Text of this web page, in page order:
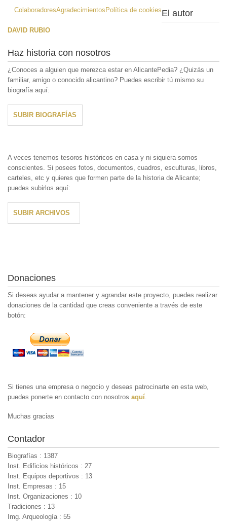
ColaboradoresAgradecimientos Política de cookiesEl autor
DAVID RUBIO
Haz historia con nosotros
¿Conoces a alguien que merezca estar en AlicantePedia? ¿Quizás un
familiar, amigo o conocido alicantino? Puedes escribir tú mismo su
biografía aquí:
SUBIR BIOGRAFÍAS
A veces tenemos tesoros históricos en casa y ni siquiera somos
conscientes. Si posees fotos, documentos, cuadros, esculturas, libros,
carteles, etc y quieres que formen parte de la historia de Alicante;
puedes subirlos aquí:
SUBIR ARCHIVOS
Donaciones
Si deseas ayudar a mantener y agrandar este proyecto, puedes realizar
donaciones de la cantidad que creas conveniente a través de este
botón:
Si tienes una empresa o negocio y deseas patrocinarte en esta web,
puedes ponerte en contacto con nosotros aquí
Muchas gracias
Contador
Biografías : 1387
Inst. Edificios históricos : 27
Inst. Equipos deportivos : 13
Inst. Empresas : 15
Inst. Organizaciones : 10
Tradiciones : 13
Img. Arqueología : 55